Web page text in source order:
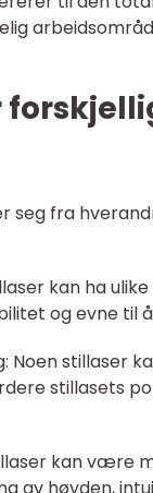
seg fra
kan ha
og evne til
Noen stillaser
stillasets
kan være